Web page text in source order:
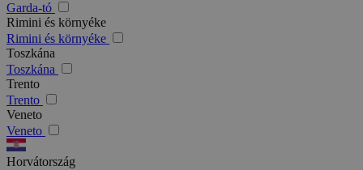
Garda-tó
Rimini és környéke
Rimini és környéke
Toszkána
Toszkána
Trento
Trento
Veneto
Veneto
Horvátország